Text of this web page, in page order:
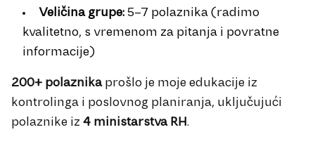
Veličina grupe: 5–7 polaznika (radimo
kvalitetno, s vremenom za pitanja i povratne
informacije)
200+ polaznikaprošlo je moje edukacije iz
kontrolinga i poslovnog planiranja, uključujući
polaznike iz 4 ministarstva RH.